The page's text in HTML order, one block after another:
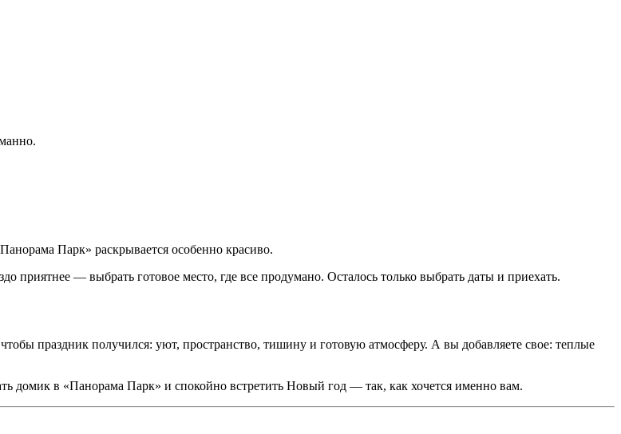
Парк» раскрывается особенно красиво.
приятнее — выбрать готовое место, где все продумано. Осталось только выбрать даты и приехать.
праздник получился: уют, пространство, тишину и готовую атмосферу. А вы добавляете свое: теплые
домик в «Панорама Парк» и спокойно встретить Новый год — так, как хочется именно вам.